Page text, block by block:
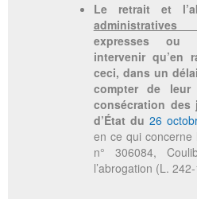
Le retrait et
expresses ou
intervenir qu’en
ceci, dans un
compter de
consécration des
d’État du 26
en ce qui
n° 306084,
l’abrogation (L.